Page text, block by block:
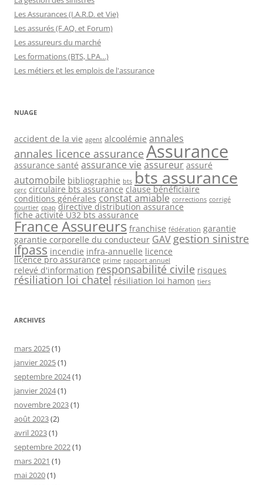
Les Assurances (I.A.R.D. et Vie)
Les assurés (F.AQ. et Forum)
Les assureurs du marché
Les formations (BTS, LPA…)
Les métiers et les emplois de l'assurance
NUAGE
accident de la vie agent alcoolémie annales
annales licence assurance Assurance
assurance santé assurance vie assureur assuré
automobile bibliographie bts bts assurance
cgrc circulaire bts assurance clause bénéficiaire
conditions générales constat amiable corrections corrigé
courtier cpap directive distribution assurance
fiche activité U32 bts assurance
France Assureurs franchise fédération garantie
garantie corporelle du conducteur GAV gestion sinistre
ifpass incendie infra-annuelle licence
licence pro assurance prime rapport annuel
relevé d'information responsabilité civile risques
résiliation loi chatel résiliation loi hamon tiers
ARCHIVES
mars 2025(1)
janvier 2025(1)
septembre 2024(1)
janvier 2024(1)
novembre 2023(1)
août 2023(2)
avril 2023(1)
septembre 2022(1)
mars 2021 (1)
mai 2020(1)